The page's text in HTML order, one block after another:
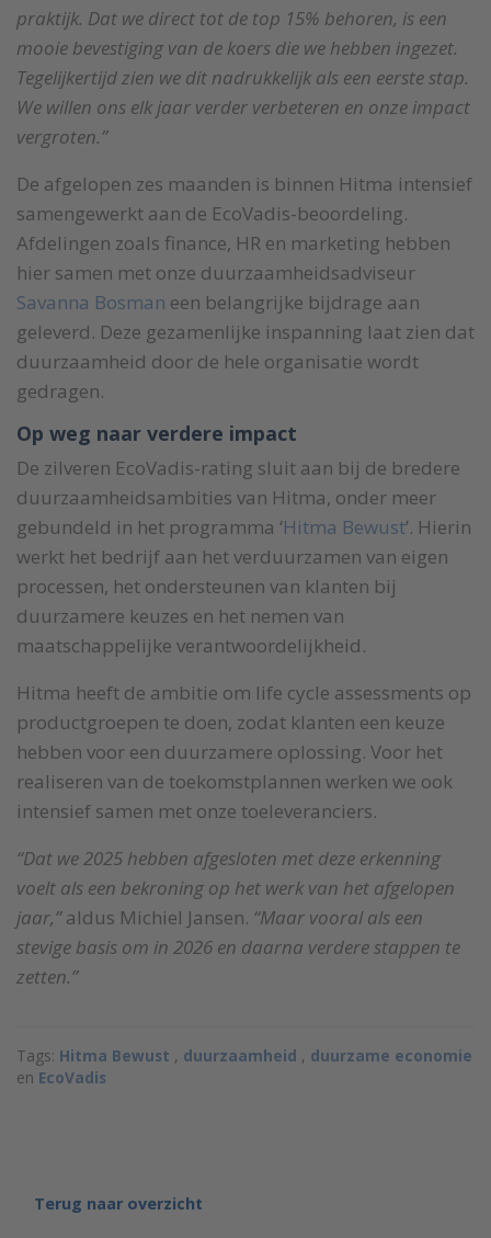
praktijk. Dat we direct tot de top 15% behoren, is een
mooie bevestiging van de koers die we hebben ingezet.
Tegelijkertijd zien we dit nadrukkelijk als een eerste stap.
We willen ons elk jaar verder verbeteren en onze impact
vergroten.”
De afgelopen zes maanden is binnen Hitma intensief
samengewerkt aan de EcoVadis-beoordeling.
Afdelingen zoals finance, HR en marketing hebben
hier samen met onze duurzaamheidsadviseur
Savanna Bosman een belangrijke bijdrage aan
geleverd. Deze gezamenlijke inspanning laat zien dat
duurzaamheid door de hele organisatie wordt
gedragen.
Op weg naar verdere impact
De zilveren EcoVadis-rating sluit aan bij de bredere
duurzaamheidsambities van Hitma, onder meer
gebundeld in het programma ‘Hitma Bewust’. Hierin
werkt het bedrijf aan het verduurzamen van eigen
processen, het ondersteunen van klanten bij
duurzamere keuzes en het nemen van
maatschappelijke verantwoordelijkheid.
Hitma heeft de ambitie om life cycle assessments op
productgroepen te doen, zodat klanten een keuze
hebben voor een duurzamere oplossing. Voor het
realiseren van de toekomstplannen werken we ook
intensief samen met onze toeleveranciers.
“Dat we 2025 hebben afgesloten met deze erkenning
voelt als een bekroning op het werk van het afgelopen
jaar,”aldus Michiel Jansen. “Maar vooral als een
stevige basis om in 2026 en daarna verdere stappen te
zetten.”
Tags: Hitma Bewust , duurzaamheid , duurzame economie
en EcoVadis
Terug naar overzicht